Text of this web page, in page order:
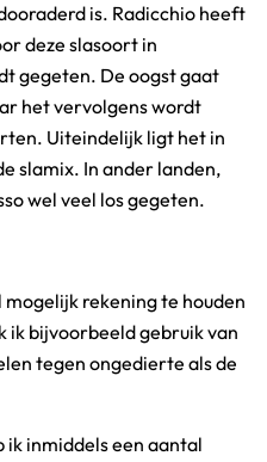
is. Radicchio heeft
deze slasoort in
gegeten. De oogst gaat
het vervolgens wordt
Uiteindelijk ligt het in
slamix. In ander landen,
wel veel los gegeten.
rekening te houden
ik bijvoorbeeld gebruik van
tegen ongedierte als de
ik inmiddels een aantal